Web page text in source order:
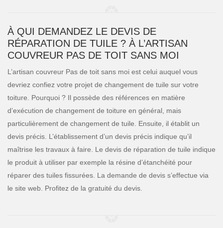
À QUI DEMANDEZ LE DEVIS DE
RÉPARATION DE TUILE ? À L’ARTISAN
COUVREUR PAS DE TOIT SANS MOI
L’artisan couvreur Pas de toit sans moi est celui auquel vous
devriez confiez votre projet de changement de tuile sur votre
toiture. Pourquoi ? Il possède des références en matière
d’exécution de changement de toiture en général, mais
particulièrement de changement de tuile. Ensuite, il établit un
devis précis. L’établissement d’un devis précis indique qu’il
maîtrise les travaux à faire. Le devis de réparation de tuile indique
le produit à utiliser par exemple la résine d’étanchéité pour
réparer des tuiles fissurées. La demande de devis s’effectue via
le site web. Profitez de la gratuité du devis.